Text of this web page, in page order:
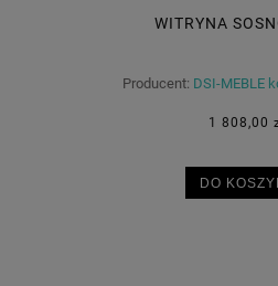
WITRYNA
Producent: DSI-MEBLE
1 808,00
DO